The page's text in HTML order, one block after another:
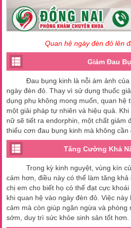
Quan hệ ngày đèn đỏ lên
Giảm Đau
Đau bụng kinh là nỗi ám ảnh của
ngày đèn đỏ. Thay vì sử dụng thuốc
dụng phụ không mong muốn, quan hệ
một giải pháp tự nhiên và hiệu quả.
nữ sẽ tiết ra endorphin, một chất giảm
thiểu cơn đau bụng kinh mà không cần
Tăng Cường Khả
Trong kỳ kinh nguyệt, vùng kín
cảm hơn, điều này có thể làm tăng
chị em cho biết họ có thể đạt cực
khi quan hệ vào ngày đèn đỏ. Việc
cảm mà còn giúp ngăn ngừa và phòng
sớm, duy trì sức khỏe sinh sản tốt hơn.